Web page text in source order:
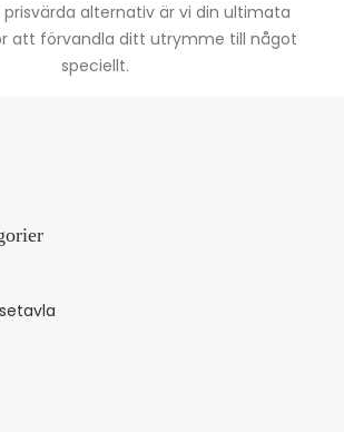
alternativ är vi din ultimata
att förvandla ditt utrymme till något
speciellt.